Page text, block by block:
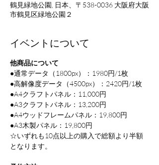
鶴見緑地公園, 日本、〒538-0036 大阪府大阪
市鶴見区緑地公園２
イベントについて
他商品について
●通常データ（1800px）：1980円/1枚
●高解像度データ（4500px）：2420円/1枚
●A4クラフトパネル：11,000円
●A3クラフトパネル：13,200円
●A4ウッドフレームパネル：19,800円
●A3木製パネル：19,800円
☆いずれも10点以上の購入で総額より半額
となります。